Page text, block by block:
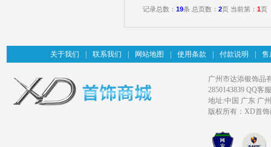
记录总数： 19条 总页数： 2页 当前第： 1页
关于我们 联系我们 网站地图 使用条款 付款说明 售
广州市达添银饰品
2850143839 QQ客
地址:中国 广东 广
版权所有：XD首